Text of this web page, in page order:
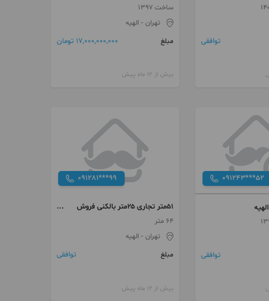
توافقی
ساخت 1397
تهران - الهیه
مبلغ
17,000,000,000 تومان
بیش از 12 ماه پیش
091243***52
توافقی
091281***99
۵۱متر تجاری ‌۲۵متر بالکنی فروش‌
تهاتر ملک و سرقفلی
64 متر
تهران - الهیه
مبلغ
توافقی
بیش از 12 ماه پیش